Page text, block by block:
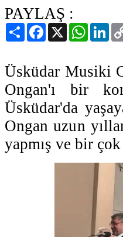
PAYLAŞ :
PaylaşFacebook
X
Üsküdar Musiki
Ongan'ı bir
Üsküdar'da
Ongan uzun
yapmış ve bir